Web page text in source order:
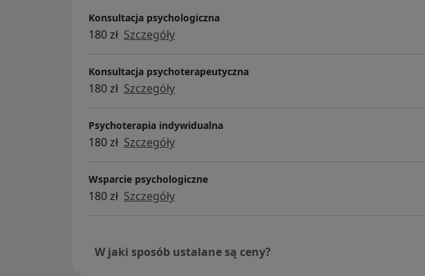
Konsultacja psychologiczna
180 zł Szczegóły
Konsultacja psychoterapeutyczna
180 zł Szczegóły
Psychoterapia indywidualna
180 zł Szczegóły
Wsparcie psychologiczne
180 zł Szczegóły
W jaki sposób ustalane są ceny?